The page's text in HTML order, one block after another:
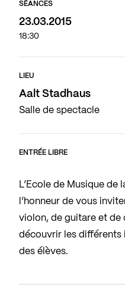
SÉANCES
23.03.2015
18:30
LIEU
Aalt Stadhaus
Salle de spectacle
ENTRÉE LIBRE
L’Ecole de Musique de
l’honneur de vous
violon, de guitare et de
découvrir les différents
des élèves.